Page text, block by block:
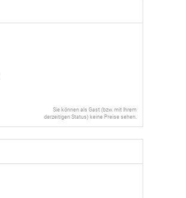
Sie können als Gast (bzw. mit Ihrem
derzeitigen Status) keine Preise sehen.